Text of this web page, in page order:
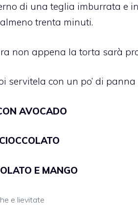
di una teglia imburrata e
trenta minuti.
non appena la torta sarà
servitela con un po’ di
AVOCADO
E MANGO
e lievitate